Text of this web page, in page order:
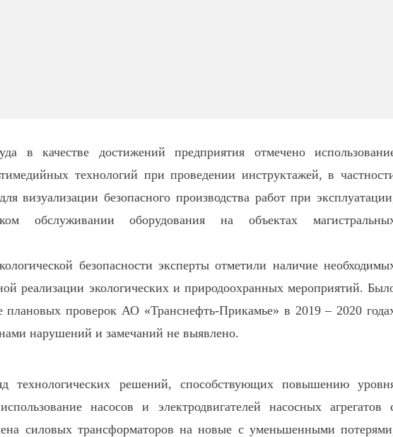
в качестве достижений предприятия отмечено
технологий при проведении инструктажей, в
визуализации безопасного производства работ при
обслуживании оборудования на объектах
безопасности эксперты отметили наличие
реализации экологических и природоохранных мероприятий.
плановых проверок АО «Транснефть-Прикамье» в 2019 – 2020
нарушений и замечаний не выявлено.
технологических решений, способствующих повышению
насосов и электродвигателей насосных агрегатов
силовых трансформаторов на новые с уменьшенными